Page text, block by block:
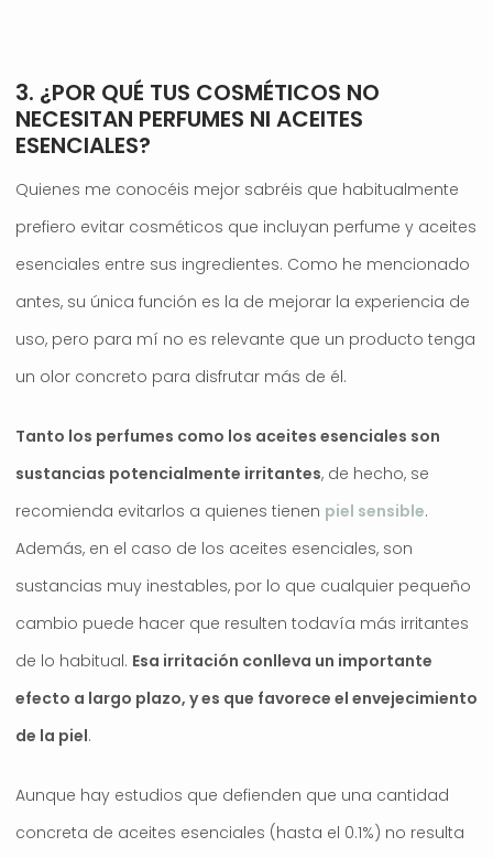
3. ¿POR QUÉ TUS COSMÉTICOS NO
NECESITAN PERFUMES NI ACEITES
ESENCIALES?
Quienes me conocéis mejor sabréis que habitualmente
prefiero evitar cosméticos que incluyan perfume y aceites
esenciales entre sus ingredientes. Como he mencionado
antes, su única función es la de mejorar la experiencia de
uso, pero para mí no es relevante que un producto tenga
un olor concreto para disfrutar más de él.
Tanto los perfumes como los aceites esenciales son
sustancias potencialmente irritantes, de hecho, se
recomienda evitarlos a quienes tienen piel sensible.
Además, en el caso de los aceites esenciales, son
sustancias muy inestables, por lo que cualquier pequeño
cambio puede hacer que resulten todavía más irritantes
de lo habitual. Esa irritación conlleva un importante
efecto a largo plazo, y es que favorece el envejecimiento
de la piel.
Aunque hay estudios que defienden que una cantidad
concreta de aceites esenciales (hasta el 0.1%) no resulta